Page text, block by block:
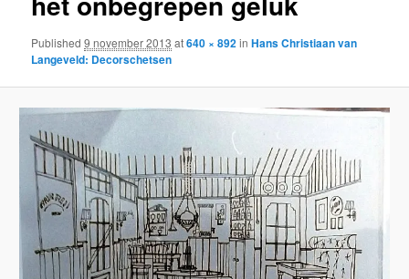
Published9 november 2013 at640 × 892inHans Christiaan van
Langeveld: Decorschetsen